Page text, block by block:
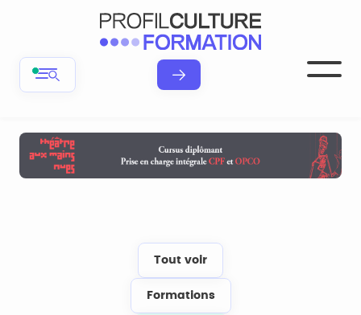
Tout voir
Formations